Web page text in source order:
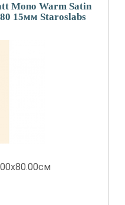
Mono Warm Satin
15мм Staroslabs